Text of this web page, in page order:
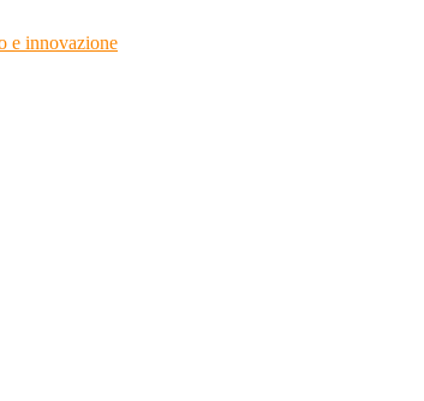
e innovazione